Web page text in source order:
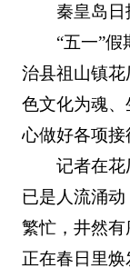
秦皇岛
“五一”
治县祖山镇
色文化为魂
心做好各项接
记者在花
已是人流涌
繁忙，井然有
正在春日里焕